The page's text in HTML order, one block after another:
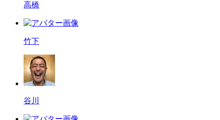
高橋
竹下
谷川